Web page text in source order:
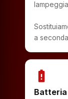
a
battery_alert
Batteria